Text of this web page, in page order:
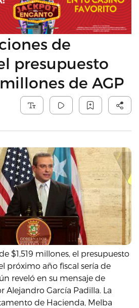
de
presupuesto
de AGP
$1,519 millones, el presupuesto
próximo año fiscal sería de
reveló en su mensaje de
Alejandro García Padilla. La
de Hacienda, Melba